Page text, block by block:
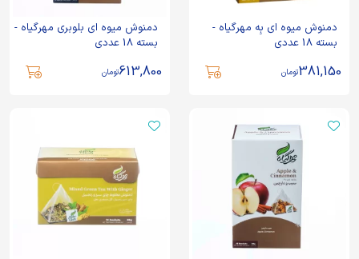
دمنوش میوه ای بِه مهرگیاه -
بسته 18 عددی
381,150تومان
دمنوش میوه ای بلوبری مهرگیاه -
بسته 18 عددی
613,800تومان